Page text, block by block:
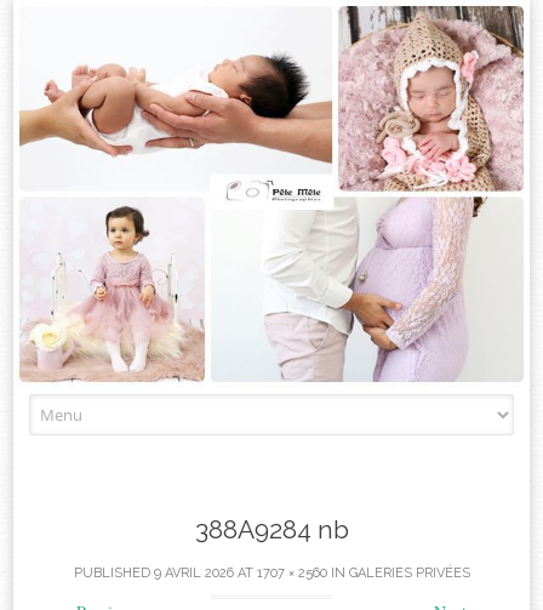
to
388A9284 nb
PUBLISHED 9 AVRIL 2026AT 1707 × 2560IN GALERIES PRIVÉES